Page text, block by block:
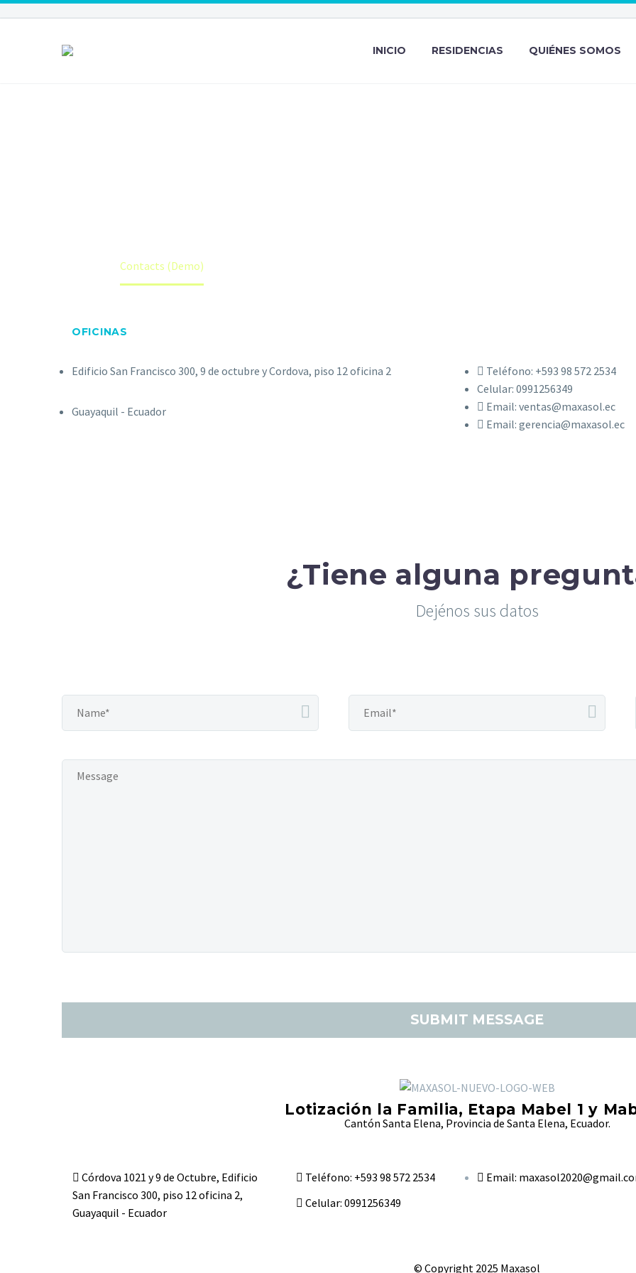
INICIO RESIDENCIAS QUIÉNES SOMOS
Contacts (Demo)
OFICINAS
Edificio San Francisco 300, 9 de octubre y Cordova, piso 12 oficina 2
Guayaquil - Ecuador
Teléfono: +593 98 572 2534
Celular: 0991256349
Email: ventas@maxasol.ec
Email: gerencia@maxasol.ec
¿Tiene alguna
Dejénos sus datos
Lotización la Familia, Etapa Mabel 1 y
Cantón Santa Elena, Provincia de Santa Elena, Ecuador.
Córdova 1021 y 9 de Octubre, Edificio
San Francisco 300, piso 12 oficina 2,
Guayaquil - Ecuador
Teléfono: +593 98 572 2534
Celular: 0991256349
Email:
© Copyright 2025 Maxasol